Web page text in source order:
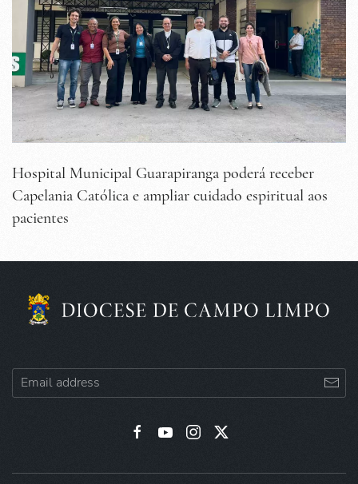
Hospital Municipal Guarapiranga poderá receber
Capelania Católica e ampliar cuidado espiritual aos
pacientes